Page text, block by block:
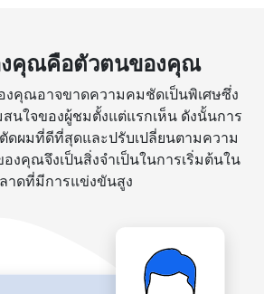
งคุณคือตัวตนของคุณ
งคุณอาจขาดความคมชัดเป็นพิเศษซึ่ง
นใจของผู้ชมตั้งแต่แรกเห็น ดังนั้นการ
ดผมที่ดีที่สุดและปรับเปลี่ยนตามความ
งคุณจึงเป็นสิ่งจำเป็นในการเริ่มต้นใน
าดที่มีการแข่งขันสูง